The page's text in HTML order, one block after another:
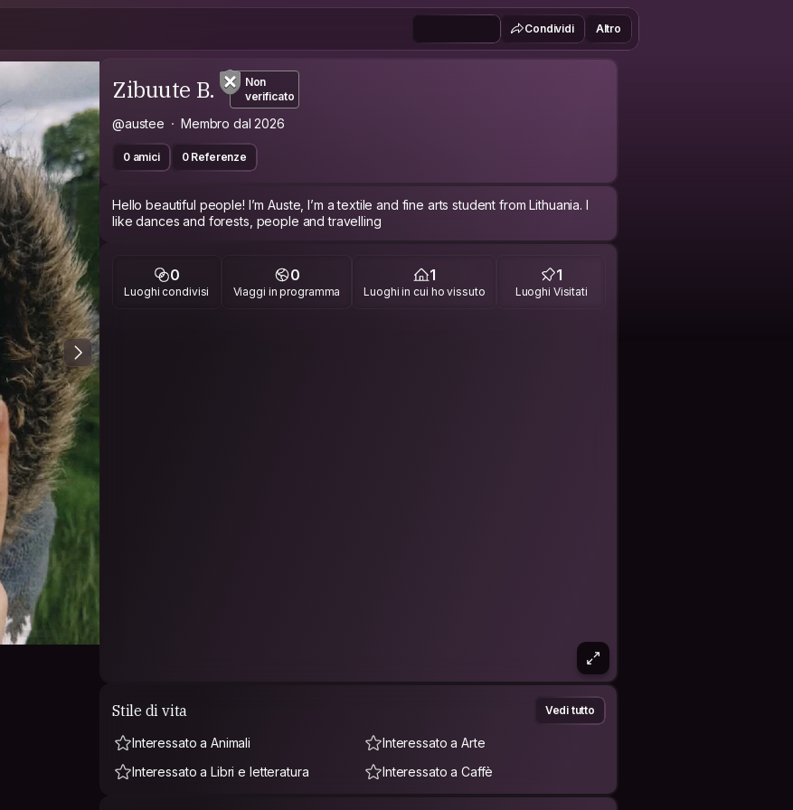
Condividi Altro
Zibuute B.
Non
verificato
@austee Membro dal 2026
0 amici 0 Referenze
Hello beautiful people! I’m Auste, I’m a textile and fine arts student from Lithuania. I
like dances and forests, people and travelling
0
Luoghi condivisi
0
Viaggi in programma
1
Luoghi in cui ho vissuto
1
Luoghi Visitati
Stile di vita Vedi tutto
Interessato a Animali
Interessato a Arte
Interessato a Libri e letteratura
Interessato a Caffè